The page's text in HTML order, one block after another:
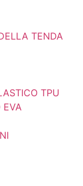
TENDA
TPU
EVA